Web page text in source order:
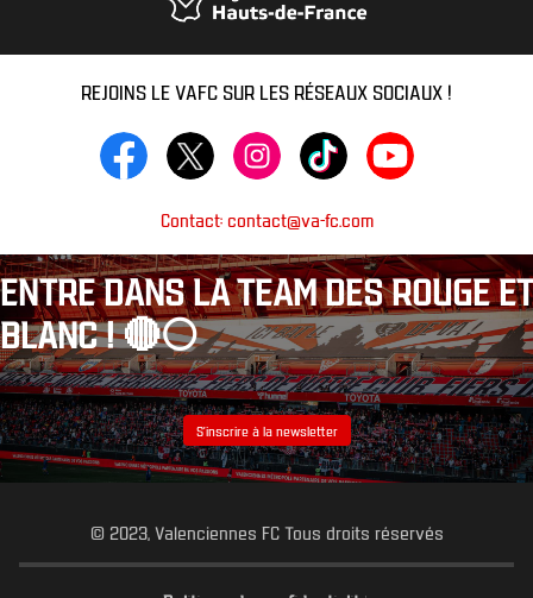
REJOINS LE VAFC SUR LES RÉSEAUX SOCIAUX !
Contact: contact@va-fc.com
ENTRE DANS LA TEAM DES ROUGE ET
BLANC ! 🔴⚪️
S’inscrire à la newsletter
© 2023, Valenciennes FC Tous droits réservés